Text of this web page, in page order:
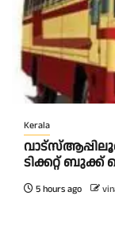
Kerala
ടിക്കറ്റ് ബുക്ക്
5 hours ago